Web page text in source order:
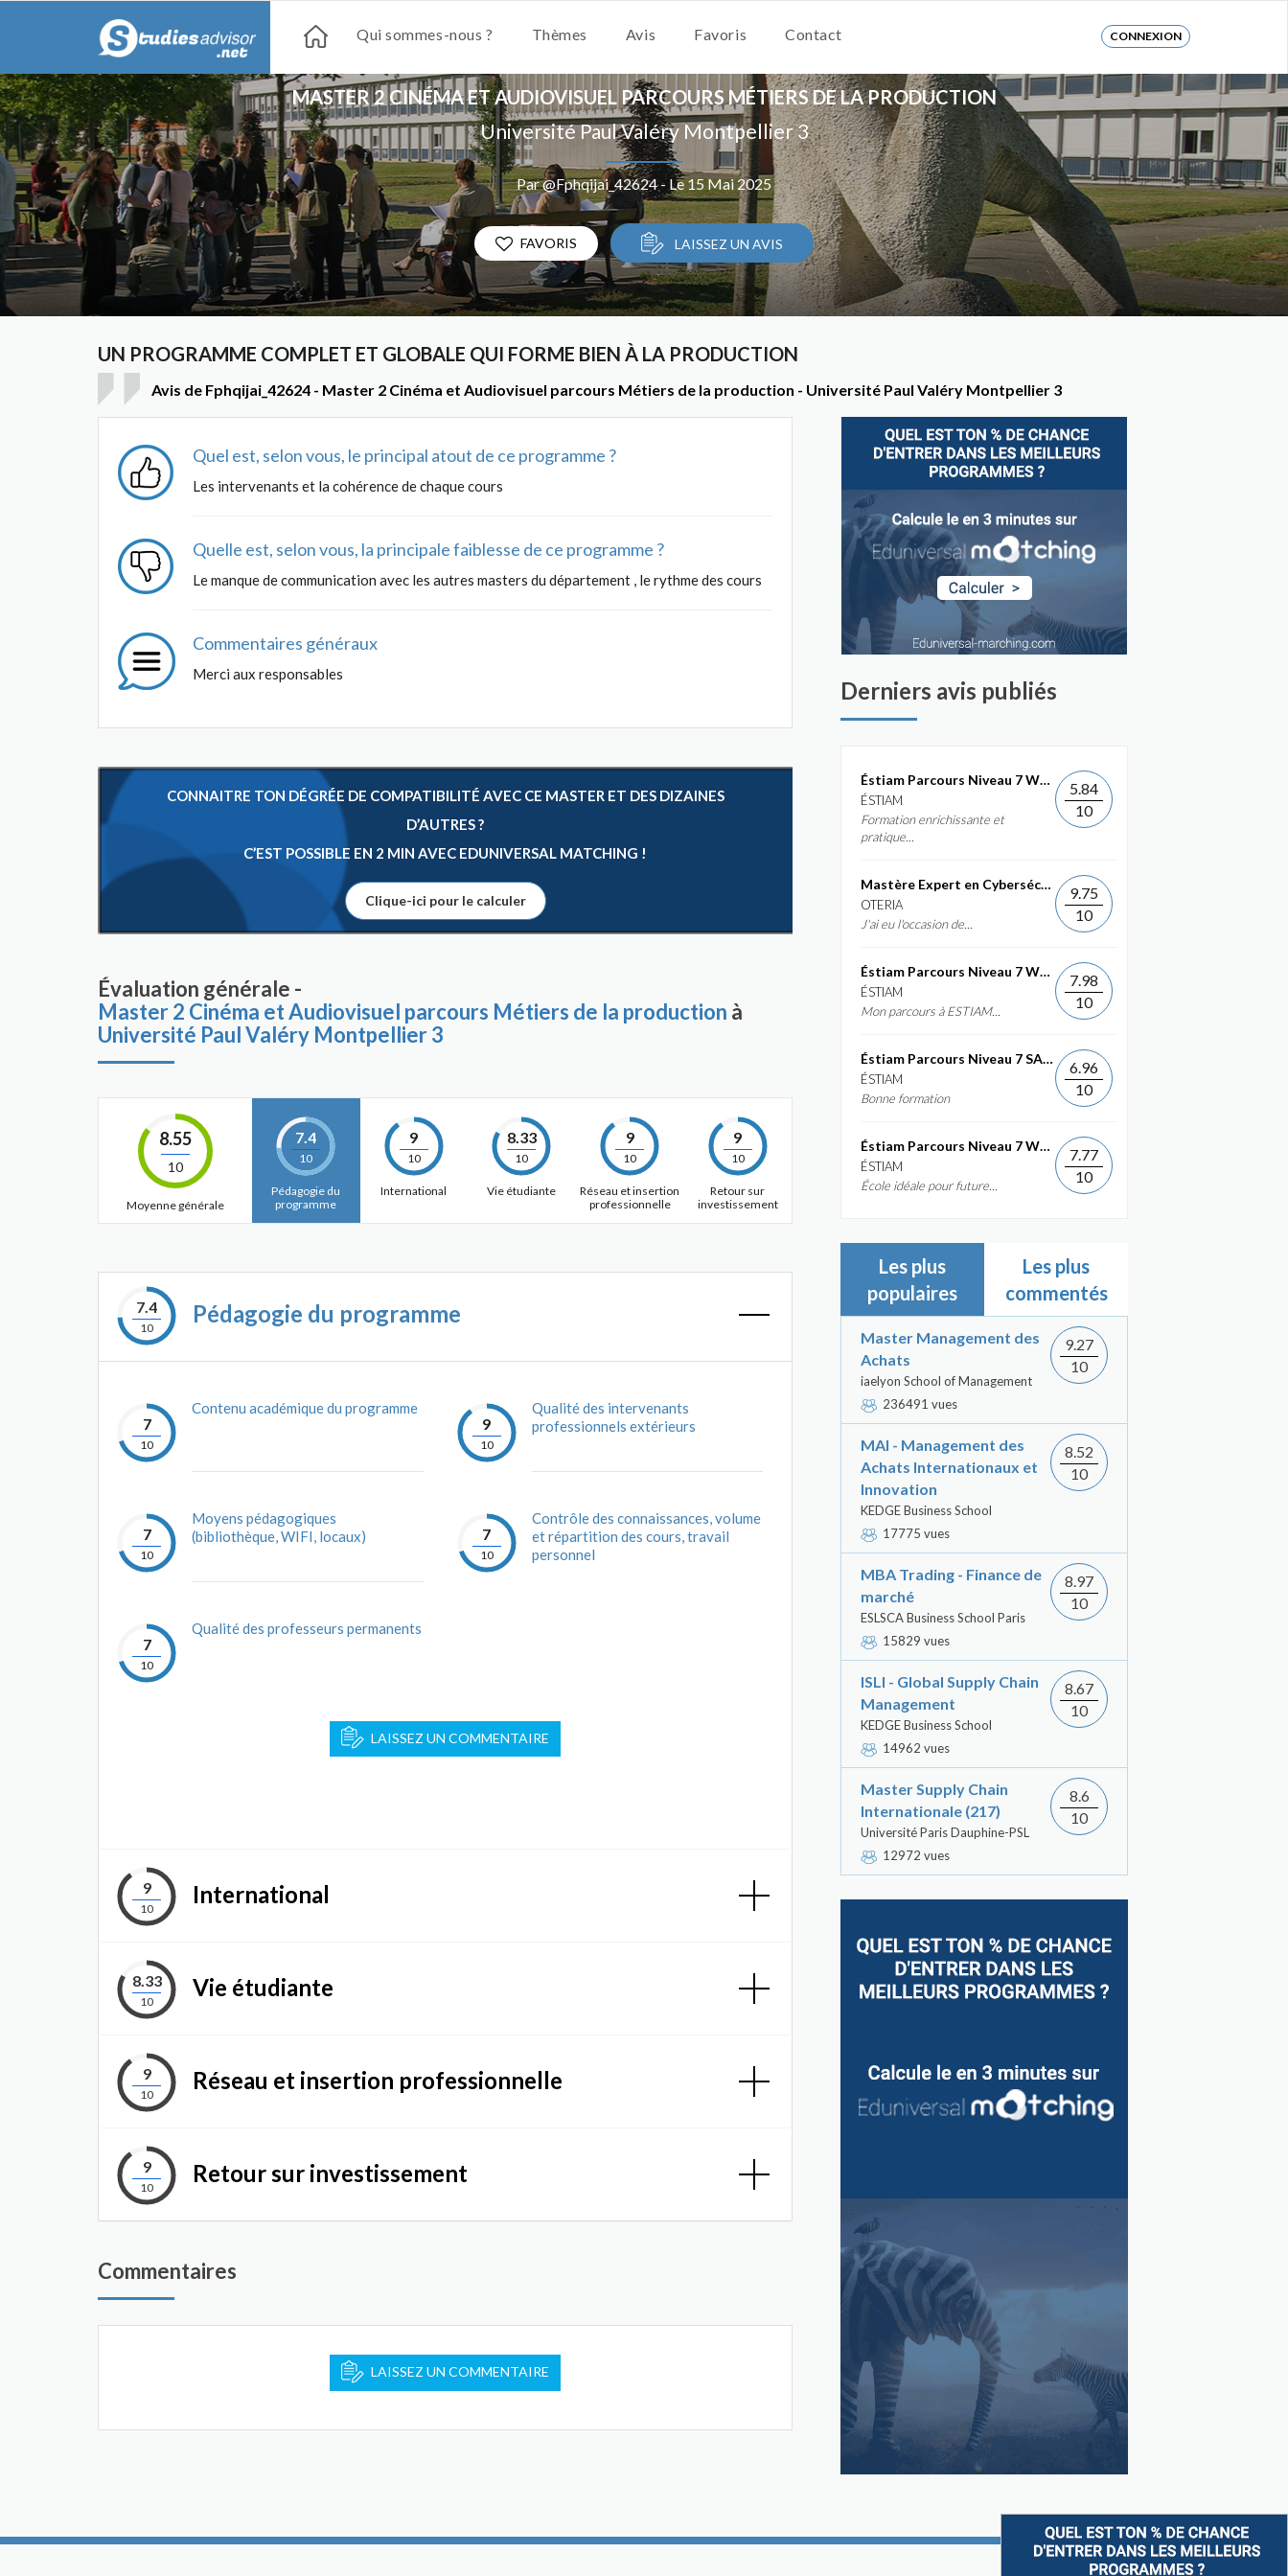
Qui sommes-nous ? Thèmes Avis Favoris Contact CONNEXION
MASTER 2 CINÉMA ET AUDIOVISUEL PARCOURS MÉTIERS DE LA PRODUCTION
Université Paul Valéry Montpellier 3
Par @Fphqijai_42624 - Le 15 Mai 2025
FAVORIS LAISSEZ UN AVIS
UN PROGRAMME COMPLET ET GLOBALE QUI FORME BIEN À LA PRODUCTION
Avis de Fphqijai_42624 - Master 2 Cinéma et Audiovisuel parcours Métiers de la production - Université Paul Valéry Montpellier 3
Quel est, selon vous, le principal atout de ce programme ?
Les intervenants et la cohérence de chaque cours
Quelle est, selon vous, la principale faiblesse de ce programme ?
Le manque de communication avec les autres masters du département , le rythme des cours
Commentaires généraux
Merci aux responsables
CONNAITRE TON DÉGRÉE DE COMPATIBILITÉ AVEC CE MASTER ET DES DIZAINES
D’AUTRES ?
C’EST POSSIBLE EN 2 MIN AVEC EDUNIVERSAL MATCHING !
Clique-ici pour le calculer
Évaluation générale -
Master 2 Cinéma et Audiovisuel parcours Métiers de la production à
Université Paul Valéry Montpellier 3
8.55
10
Moyenne générale
7.4
10
Pédagogie du
programme
9
10
International
8.33
10
Vie étudiante
9
10
Réseau et insertion
professionnelle
9
10
Retour sur
investissement
7.4
10
Pédagogie du programme
7
10
Contenu académique du programme
7
10
Moyens pédagogiques
(bibliothèque, WIFI, locaux)
7
10
Qualité des professeurs permanents
9
10
Qualité des intervenants
professionnels extérieurs
7
10
Contrôle des connaissances, volume
et répartition des cours, travail
personnel
LAISSEZ UN COMMENTAIRE
9
10
International
8.33
10
Vie étudiante
9
10
Réseau et insertion professionnelle
9
10
Retour sur investissement
Commentaires
LAISSEZ UN COMMENTAIRE
Derniers avis publiés
Éstiam Parcours Niveau 7 Web &...
ÉSTIAM
Formation enrichissante et
pratique...
5.84
10
Mastère Expert en Cybersécurité
OTERIA
J'ai eu l'occasion de...
9.75
10
Éstiam Parcours Niveau 7 Web &...
ÉSTIAM
Mon parcours à ESTIAM...
7.98
10
Éstiam Parcours Niveau 7 SAP ERP...
ÉSTIAM
Bonne formation
6.96
10
Éstiam Parcours Niveau 7 Web &...
ÉSTIAM
École idéale pour future...
7.77
10
Les plus
populaires
Les plus
commentés
Master Management des
Achats
iaelyon School of Management
236491 vues
9.27
10
MAI - Management des
Achats Internationaux et
Innovation
KEDGE Business School
17775 vues
8.52
10
MBA Trading - Finance de
marché
ESLSCA Business School Paris
15829 vues
8.97
10
ISLI - Global Supply Chain
Management
KEDGE Business School
14962 vues
8.67
10
Master Supply Chain
Internationale (217)
Université Paris Dauphine-PSL
12972 vues
8.6
10